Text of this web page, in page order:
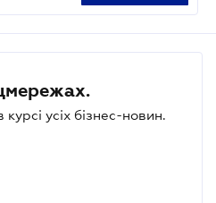
усіх бізнес-новин.